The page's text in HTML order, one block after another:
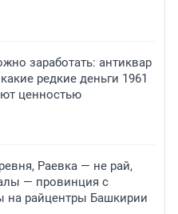
заработать: антиквар
редкие деньги 1961
ценностью
Раевка — не рай,
— провинция с
на райцентры Башкирии